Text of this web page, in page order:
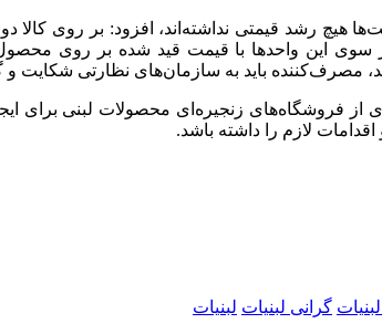
هیچ رشد قیمتی نداشته‌اند، افزود: بر روی
سوی این واحدها با قیمت قید شده بر روی
مصرف‌کننده باید به سازمان‌های نظارتی شکایت و
از فروشگاه‌های زنجیره‌ای محصولات لبنی
لازم را داشته باشد.
گرانی لبنیات لبنيات